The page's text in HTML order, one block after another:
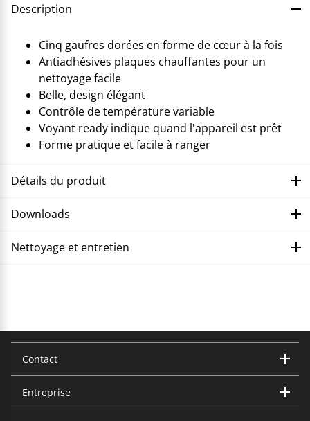
Description
Cinq gaufres dorées en forme de cœur à la fois
Antiadhésives plaques chauffantes pour un
nettoyage facile
Belle, design élégant
Contrôle de température variable
Voyant ready indique quand l'appareil est prêt
Forme pratique et facile à ranger
Détails du produit
Downloads
Nettoyage et entretien
Contact
Trisa Electronics AG
Kantonsstrasse 121
Entreprise